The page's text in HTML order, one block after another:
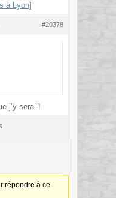
à Lyon]
#20378
j’y serai !
répondre à ce